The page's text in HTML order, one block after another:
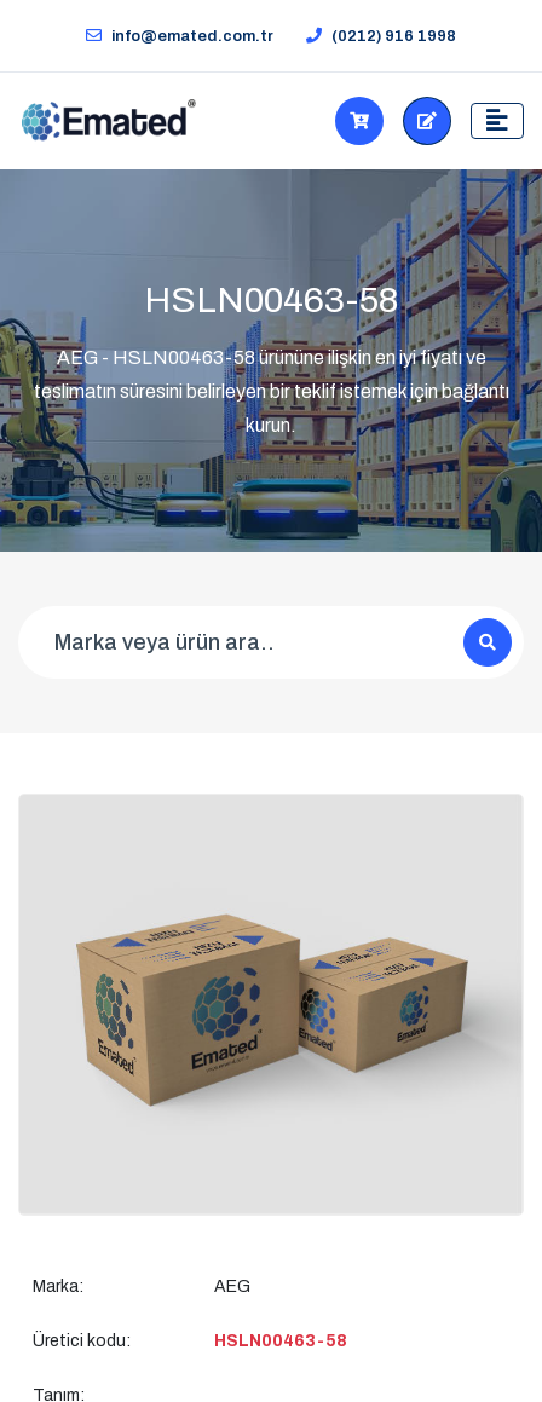
info@emated.com.tr (0212) 916 1998
HSLN00463-58
AEG - HSLN00463-58 ürününe ilişkin en iyi fiyatı ve
teslimatın süresini belirleyen bir teklif istemek için bağlantı
kurun.
Marka: AEG
Üretici kodu: HSLN00463-58
Tanım: